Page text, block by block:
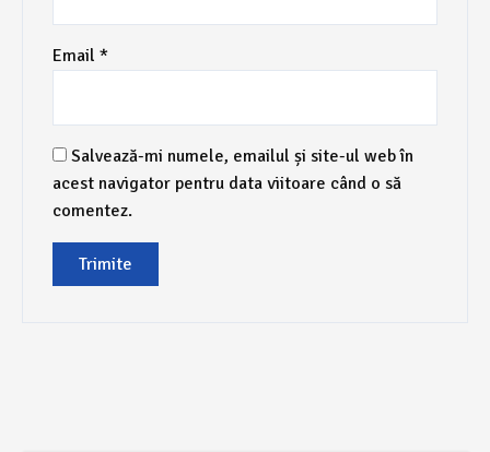
Email *
Salvează-mi numele, emailul și site-ul web în
acest navigator pentru data viitoare când o să
comentez.